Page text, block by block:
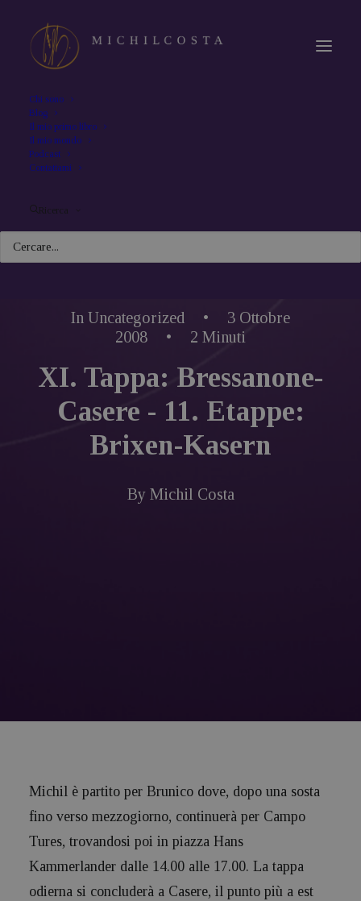
Chi sono
Blog
Il mio primo libro
Il mio mondo
Podcast
Contattami
Ricerca
In Uncategorized •
3 Ottobre
2008
• 2 Minuti
XI. Tappa: Bressanone-
Casere - 11. Etappe:
Brixen-Kasern
By Michil Costa
Michil è partito per Brunico dove, dopo una sosta
fino verso mezzogiorno, continuerà per Campo
Tures, trovandosi poi in piazza Hans
Kammerlander dalle 14.00 alle 17.00. La tappa
odierna si concluderà a Casere, il punto più a est